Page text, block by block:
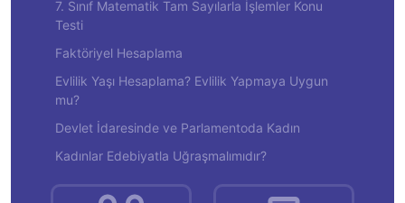
7. Sınıf Matematik Tam Sayılarla İşlemler Konu
Testi
Faktöriyel Hesaplama
Evlilik Yaşı Hesaplama? Evlilik Yapmaya Uygun
mu?
Devlet İdaresinde ve Parlamentoda Kadın
Kadınlar Edebiyatla Uğraşmalımıdır?